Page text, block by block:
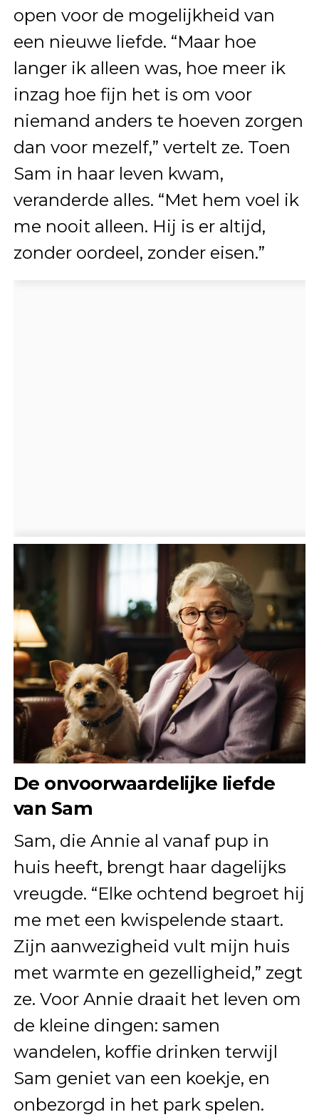
open voor de mogelijkheid van
een nieuwe liefde. “Maar hoe
langer ik alleen was, hoe meer ik
inzag hoe fijn het is om voor
niemand anders te hoeven zorgen
dan voor mezelf,” vertelt ze. Toen
Sam in haar leven kwam,
veranderde alles. “Met hem voel ik
me nooit alleen. Hij is er altijd,
zonder oordeel, zonder eisen.”
De onvoorwaardelijke liefde
van Sam
Sam, die Annie al vanaf pup in
huis heeft, brengt haar dagelijks
vreugde. “Elke ochtend begroet hij
me met een kwispelende staart.
Zijn aanwezigheid vult mijn huis
met warmte en gezelligheid,” zegt
ze. Voor Annie draait het leven om
de kleine dingen: samen
wandelen, koffie drinken terwijl
Sam geniet van een koekje, en
onbezorgd in het park spelen.